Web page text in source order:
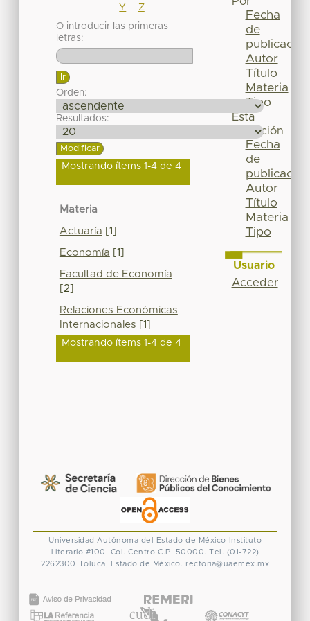
Y
Z
O introducir las primeras
letras:
Orden:
Resultados:
Mostrando ítems 1-4 de 4
Materia
Actuaría [1]
Economía [1]
Facultad de Economía
[2]
Relaciones Económicas
Internacionales [1]
Mostrando ítems 1-4 de 4
Fecha
de
publicación
Autor
Título
Materia
Tipo
Esta
colección
Fecha
de
publicación
Autor
Título
Materia
Tipo
Usuario
Acceder
Universidad Autónoma del Estado de México
Instituto
Literario #100. Col. Centro C.P. 50000. Tel. (01-722)
2262300 Toluca, Estado de México. rectoria@uaemex.mx